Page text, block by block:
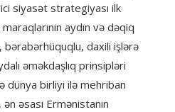
siyasət strategiyası ilk
aydın və dəqiq
bərabərhüquqlu, daxili işlərə
əməkdaşlıq prinsipləri
dünya birliyi ilə mehriban
əsası Ermənistanın